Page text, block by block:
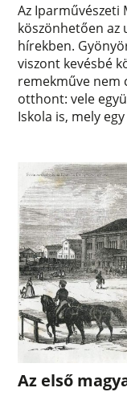
Az Iparművészeti
köszönhetően az
hírekben.
viszont kevésbé
remekműve nem
otthont: vele
Iskola is, mely
Az első